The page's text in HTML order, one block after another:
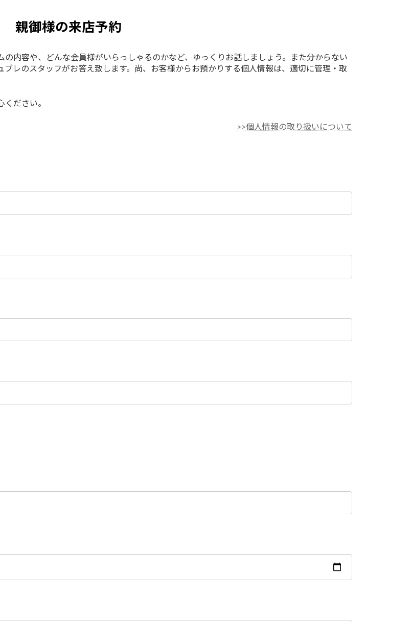
親御様の来店予約
内容や、どんな会員様がいらっしゃるのかなど、ゆっくりお話しましょう。
また分からない
レのスタッフがお答え致します。
尚、お客様からお預かりする個人情報は、適切に管理・取
ださい。
>>個人情報の取り扱いについて